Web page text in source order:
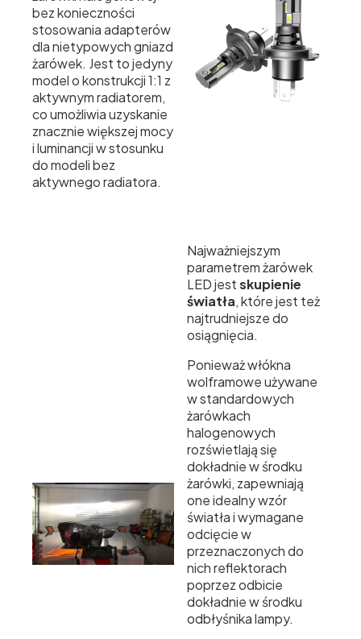
bez konieczności
stosowania adapterów
dla nietypowych gniazd
żarówek. Jest to jedyny
model o konstrukcji 1:1 z
aktywnym radiatorem,
co umożliwia uzyskanie
znacznie większej mocy
i luminancji w stosunku
do modeli bez
aktywnego radiatora.
Najważniejszym
parametrem żarówek
LED jestskupienie
światła, które jest też
najtrudniejsze do
osiągnięcia.
Ponieważ włókna
wolframowe używane
w standardowych
żarówkach
halogenowych
rozświetlają się
dokładnie w środku
żarówki, zapewniają
one idealny wzór
światła i wymagane
odcięcie w
przeznaczonych do
nich reflektorach
poprzez odbicie
dokładnie w środku
odbłyśnika lampy.